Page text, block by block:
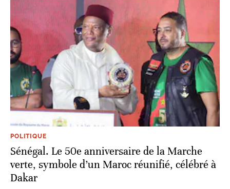
POLITIQUE
Sénégal. Le 50e anniversaire de la Marche
verte, symbole d’un Maroc réunifié, célébré à
Dakar